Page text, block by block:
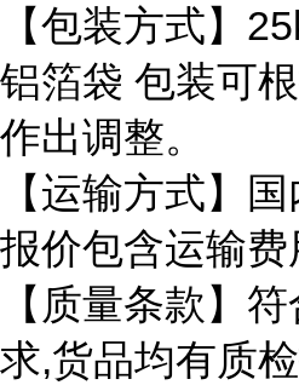
【包装方式】
铝箔袋 包装可
作出调整。
【运输方式】
报价包含运输费
【质量条款】
求,货品均有质